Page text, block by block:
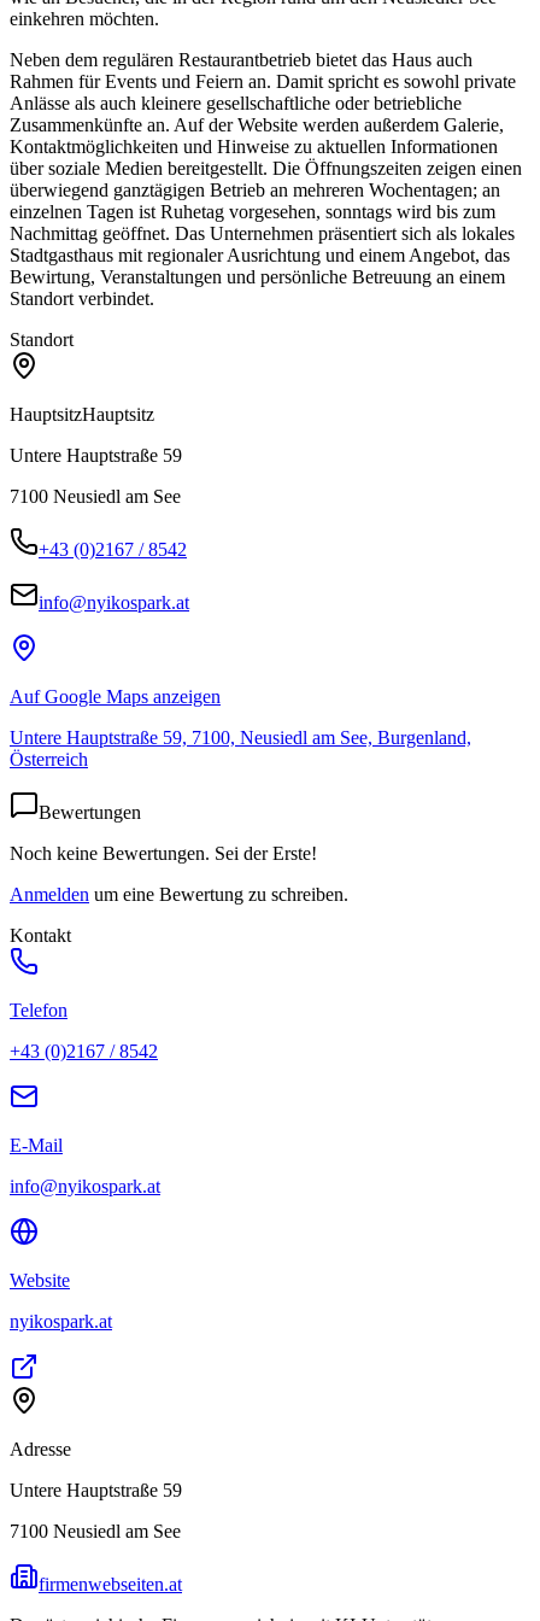
einkehren möchten.
Neben dem regulären Restaurantbetrieb bietet das Haus auch
Rahmen für Events und Feiern an. Damit spricht es sowohl private
Anlässe als auch kleinere gesellschaftliche oder betriebliche
Zusammenkünfte an. Auf der Website werden außerdem Galerie,
Kontaktmöglichkeiten und Hinweise zu aktuellen Informationen
über soziale Medien bereitgestellt. Die Öffnungszeiten zeigen einen
überwiegend ganztägigen Betrieb an mehreren Wochentagen; an
einzelnen Tagen ist Ruhetag vorgesehen, sonntags wird bis zum
Nachmittag geöffnet. Das Unternehmen präsentiert sich als lokales
Stadtgasthaus mit regionaler Ausrichtung und einem Angebot, das
Bewirtung, Veranstaltungen und persönliche Betreuung an einem
Standort verbindet.
Standort
HauptsitzHauptsitz
Untere Hauptstraße 59
7100 Neusiedl am See
+43 (0)2167 / 8542
info@nyikospark.at
Auf Google Maps anzeigen
Untere Hauptstraße 59, 7100, Neusiedl am See, Burgenland,
Österreich
Bewertungen
Noch keine Bewertungen. Sei der Erste!
Anmelden um eine Bewertung zu schreiben.
Kontakt
Telefon
+43 (0)2167 / 8542
E-Mail
info@nyikospark.at
Website
nyikospark.at
Adresse
Untere Hauptstraße 59
7100 Neusiedl am See
firmenwebseiten.at